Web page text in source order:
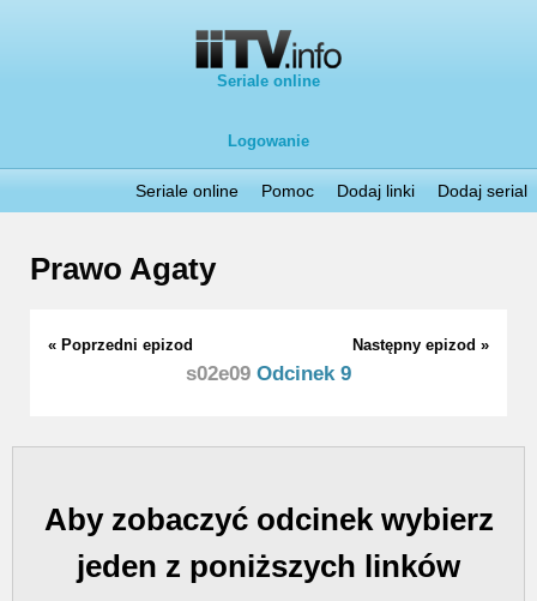
Seriale online
Logowanie
Seriale online Pomoc Dodaj linki Dodaj serial
Prawo Agaty
« Poprzedni epizod Następny epizod »
s02e09 Odcinek 9
Aby zobaczyć odcinek wybierz
jeden z poniższych linków